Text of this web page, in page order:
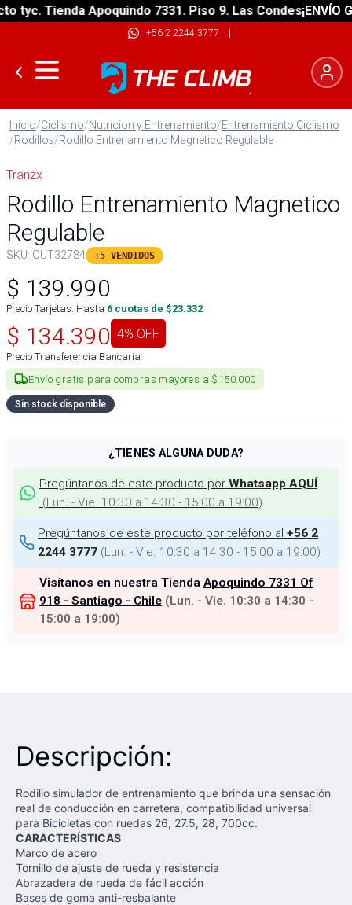
tyc. Tienda Apoquindo 7331. Piso 9. Las Condes¡ENVÍO
+56 2 2244 3777 |
Inicio/Ciclismo/Nutricion y Entrenamiento/Entrenamiento Ciclismo
/Rodillos/Rodillo Entrenamiento Magnetico Regulable
Tranzx
Rodillo Entrenamiento Magnetico
Regulable
SKU: OUT32784 +5 VENDIDOS
$ 139.990
Precio Tarjetas: Hasta 6 cuotas de $23.332
$ 134.390 4% OFF
Precio Transferencia Bancaria
Envío gratis para compras mayores a $150.000
Sin stock disponible
¿TIENES ALGUNA DUDA?
Pregúntanos de este producto por Whatsapp AQUÍ
(Lun. - Vie. 10:30 a 14:30 - 15:00 a 19:00)
Pregúntanos de este producto por teléfono al +56 2
2244 3777 (Lun. - Vie. 10:30 a 14:30 - 15:00 a 19:00)
Visítanos en nuestra Tienda Apoquindo 7331 Of
918 - Santiago - Chile (Lun. - Vie. 10:30 a 14:30 -
15:00 a 19:00)
Descripción:
Rodillo simulador de entrenamiento que brinda una sensación
real de conducción en carretera, compatibilidad universal
para Bicicletas con ruedas 26, 27.5, 28, 700cc.
CARACTERÍSTICAS
Marco de acero
Tornillo de ajuste de rueda y resistencia
Abrazadera de rueda de fácil acción
Bases de goma anti-resbalante